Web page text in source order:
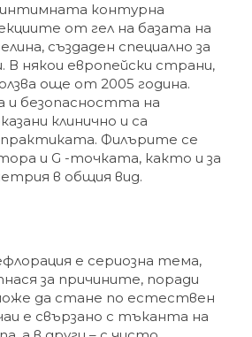
контурна
от гел на базата на
създаден специално за
В някои европейски страни,
още от 2005 година.
безопасността на
клинично и са
Филърите се
и G -точката, както и за
в общия вид.
е сериозна тема,
за причините, поради
да стане по естествен
е свързано с тъканта на